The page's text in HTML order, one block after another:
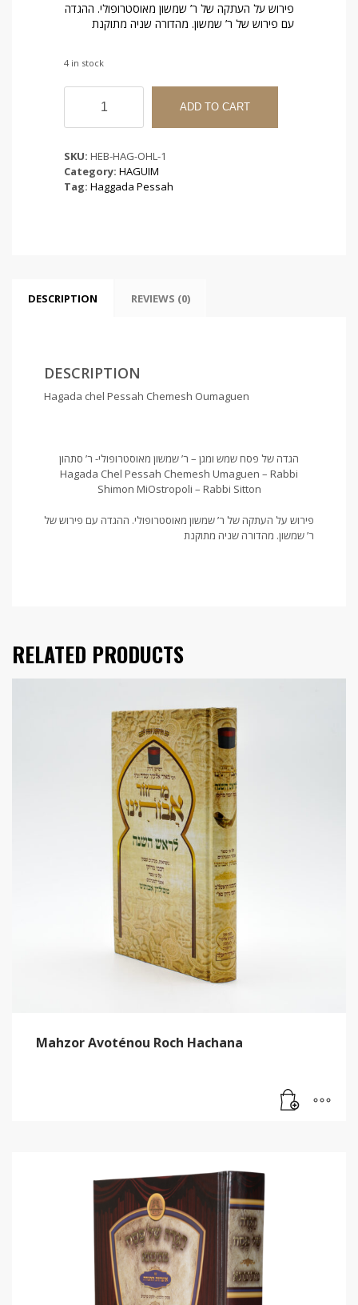
פירוש על העתקה של ר’ שמשון מאוסטרופולי. ההגדה
עם פירוש של ר’ שמשון. מהדורה שניה מתוקנת
4 in stock
Hagada
Pessah
Oumaguen
-
הגדה
מאוסטרופולי
ADD TO CART
SKU: HEB-HAG-OHL-1
Category: HAGUIM
Tag: Haggada Pessah
DESCRIPTION REVIEWS (0)
DESCRIPTION
Hagada chel Pessah Chemesh Oumaguen
הגדה של פסח שמש ומגן – ר’ שמשון מאוסטרופולי- ר’ סתהון
Hagada Chel Pessah Chemesh Umaguen – Rabbi
Shimon MiOstropoli – Rabbi Sitton
פירוש על העתקה של ר’ שמשון מאוסטרופולי. ההגדה עם פירוש של
ר’ שמשון. מהדורה שניה מתוקנת
RELATED PRODUCTS
Mahzor Avoténou Roch Hachana